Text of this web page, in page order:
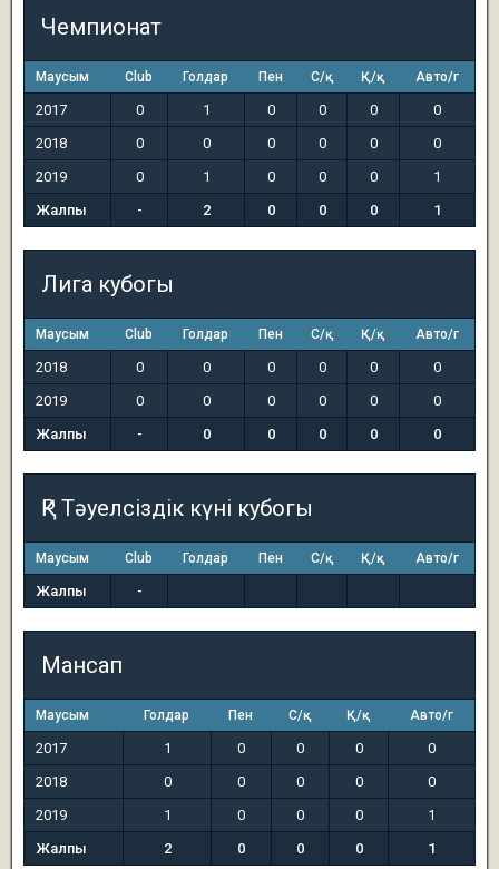
Чемпионат
Маусым Club Голдар Пен С/қ Қ/қ Авто/г
2017 0 1 0 0 0
0
2018
0 0 0 0 0
0
2019
0 1 0 0 0
1
Жалпы
- 2 0 0 0 1
Лига кубогы
Маусым Club Голдар Пен С/қ Қ/қ Авто/г
2018 0 0 0 0 0
0
2019
0 0 0 0 0
0
Жалпы
- 0 0 0 0 0
ҚР Тәуелсіздік күні кубогы
Маусым Club Голдар Пен С/қ Қ/қ Авто/г
Жалпы -
Мансап
Маусым Голдар Пен С/қ Қ/қ Авто/г
2017 1 0 0 0
0
2018
0 0 0 0
0
2019
1 0 0 0
1
Жалпы
2 0 0 0 1